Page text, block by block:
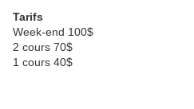
Tarifs
Week-end 100$
2 cours 70$
1 cours 40$